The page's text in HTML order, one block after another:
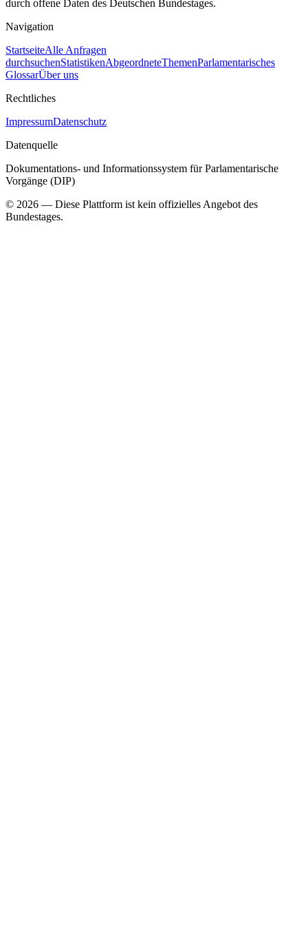
durch offene Daten des Deutschen Bundestages.
Navigation
StartseiteAlle Anfragen
durchsuchenStatistikenAbgeordneteThemenParlamentarisches
GlossarÜber uns
Rechtliches
ImpressumDatenschutz
Datenquelle
Dokumentations- und Informationssystem für Parlamentarische
Vorgänge (DIP)
© 2026 — Diese Plattform ist kein offizielles Angebot des
Bundestages.